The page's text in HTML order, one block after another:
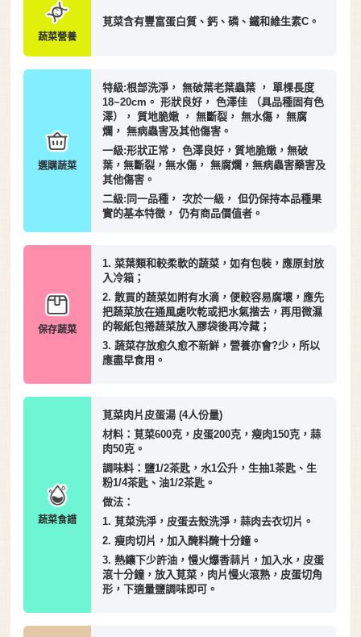
蔬菜營養
莧菜含有豐富蛋白質、鈣、磷、鐵和維生素C。
選購蔬菜
特級:根部洗淨， 無破葉老葉蟲葉 ， 單棵長度
18~20cm。 形狀良好， 色澤佳 （具品種固有色
澤）， 質地脆嫩 ， 無斷裂， 無水傷， 無腐
爛， 無病蟲害及其他傷害。
一級:形狀正常， 色澤良好，質地脆嫩，無破
葉，無斷裂，無水傷， 無腐爛，無病蟲害藥害及
其他傷害。
二級:同一品種， 次於一級， 但仍保持本品種果
實的基本特徵， 仍有商品價值者。
保存蔬菜
1. 菜葉類和較柔軟的蔬菜，如有包裝，應原封放
入冷箱；
2. 散買的蔬菜如附有水滴，便較容易腐壞，應先
把蔬菜放在通風處吹乾或把水氣揩去，再用微濕
的報紙包捲蔬菜放入膠袋後再冷藏；
3. 蔬菜存放愈久愈不新鮮，營養亦會?少，所以
應盡早食用。
蔬菜食譜
莧菜肉片皮蛋湯 (4人份量)
材料：莧菜600克，皮蛋200克，瘦肉150克，蒜
肉50克。
調味料：鹽1/2茶匙，水1公升，生抽1茶匙、生
粉1/4茶匙、油1/2茶匙。
做法：
1. 莧菜洗淨，皮蛋去殼洗淨，蒜肉去衣切片。
2. 瘦肉切片，加入醃料醃十分鐘。
3. 熱鑲下少許油，慢火爆香蒜片，加入水，皮蛋
滾十分鐘，放入莧菜，肉片慢火滾熟，皮蛋切角
形，下適量鹽調味即可。